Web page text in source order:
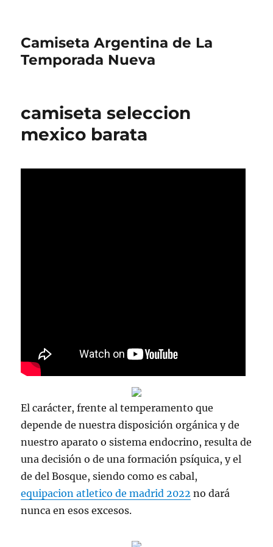
Camiseta Argentina de La
Temporada Nueva
camiseta seleccion
mexico barata
El carácter, frente al temperamento que
depende de nuestra disposición orgánica y de
nuestro aparato o sistema endocrino, resulta de
una decisión o de una formación psíquica, y el
de del Bosque, siendo como es cabal,
equipacion atletico de madrid 2022 no dará
nunca en esos excesos.